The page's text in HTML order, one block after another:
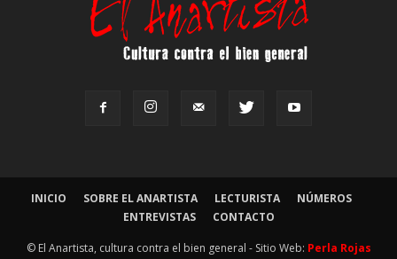
INICIO SOBRE EL ANARTISTA LECTURISTA
NÚMEROS
ENTREVISTAS
CONTACTO
© El Anartista, cultura contra el bien general - Sitio Web: Perla Rojas